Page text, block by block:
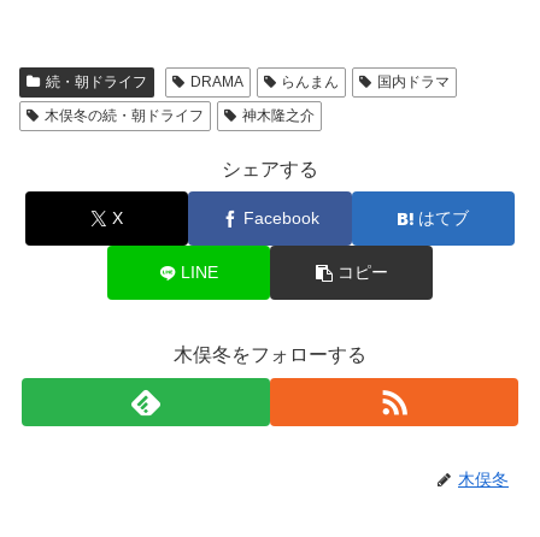
続・朝ドライフ DRAMA らんまん
国内ドラマ
木俣冬の続・朝ドライフ
神木隆之介
シェアする
X Facebook はてブ
LINE コピー
木俣冬をフォローする
木俣冬